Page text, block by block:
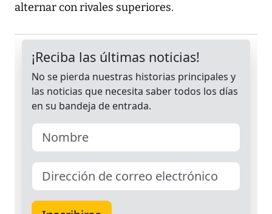
alternar con rivales superiores.